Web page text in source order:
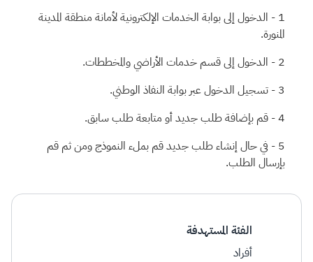
الدخول إلى بوابة الخدمات الإلكترونية لأمانة منطقة المدينة
المنورة.
الدخول إلى قسم خدمات الأراضي والمخططات.
تسجيل الدخول عبر بوابة النفاذ الوطني.
قم بإضافة طلب جديد أو متابعة طلب سابق.
في حال إنشاء طلب جديد قم بملء النموذج ومن ثم قم
بإرسال الطلب.
الفئة المستهدفة
أفراد